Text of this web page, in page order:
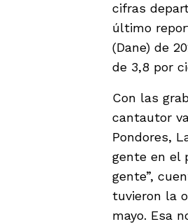
cifras
último
(Dane) de
de 3,8 por
Con las
cantautor
Pondores,
gente en el
gente”,
tuvieron la
mayo. Esa